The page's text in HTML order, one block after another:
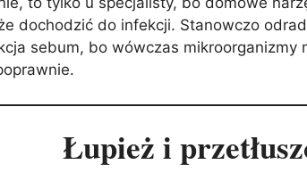
dochodzić do infekcji. Stanowczo
sebum, bo wówczas mikroorganizmy
Łupież i